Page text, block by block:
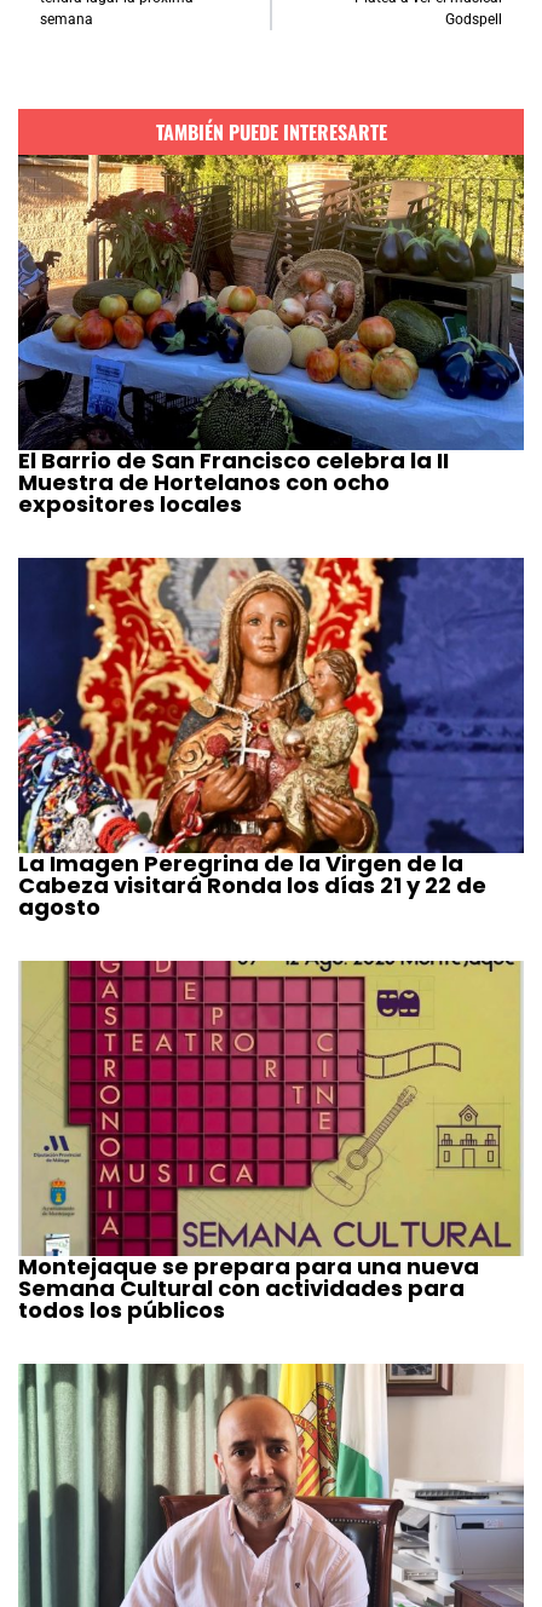
semana
Godspell
TAMBIÉN PUEDE INTERESARTE
El Barrio de San Francisco celebra la II
Muestra de Hortelanos con ocho
expositores locales
La Imagen Peregrina de la Virgen de la
Cabeza visitará Ronda los días 21 y 22 de
agosto
Montejaque se prepara para una nueva
Semana Cultural con actividades para
todos los públicos